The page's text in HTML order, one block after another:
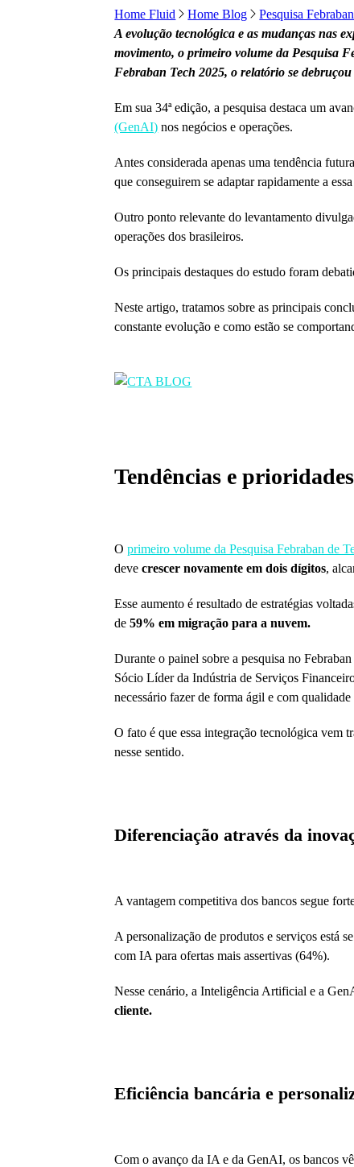
Home Fluid Home Blog
Pesquisa
A evolução tecnológica e as mudanças nas
movimento, o primeiro volume da Pesquisa
Febraban Tech 2025, o relatório se
Em sua 34ª edição, a pesquisa destaca um
(GenAI) nos negócios e operações.
Antes considerada apenas uma tendência
que conseguirem se adaptar rapidamente a
Outro ponto relevante do levantamento
operações dos brasileiros.
Os principais destaques do estudo foram
Neste artigo, tratamos sobre as principais
constante evolução e como estão se
Tendências e
Oprimeiro volume da Pesquisa Febraban de
devecrescer novamente em dois dígitos,
Esse aumento é resultado de estratégias
de59% em migração para a nuvem.
Durante o painel sobre a pesquisa no
Sócio Líder da Indústria de Serviços
necessário fazer de forma ágil e com
O fato é que essa integração tecnológica vem
nesse sentido.
Diferenciação através da
A vantagem competitiva dos bancos segue
A personalização de produtos e serviços está
com IA para ofertas mais assertivas (64%).
Nesse cenário, a Inteligência Artificial e a
cliente.
Eficiência bancária e
Com o avanço da IA e da GenAI, os bancos